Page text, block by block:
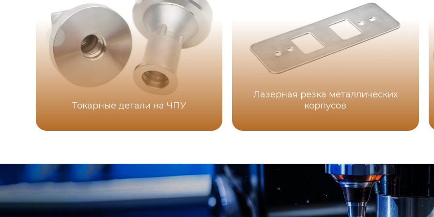
Токарные детали на ЧПУ
Лазерная резка металлических
корпусов